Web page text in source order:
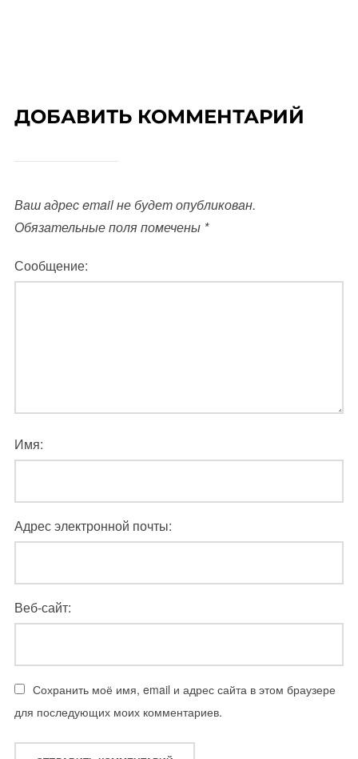
ДОБАВИТЬ КОММЕНТАРИЙ
Ваш адрес email не будет опубликован.
Обязательные поля помечены *
Сообщение:
Имя:
Адрес электронной почты:
Веб-сайт:
Сохранить моё имя, email и адрес сайта в этом браузере
для последующих моих комментариев.